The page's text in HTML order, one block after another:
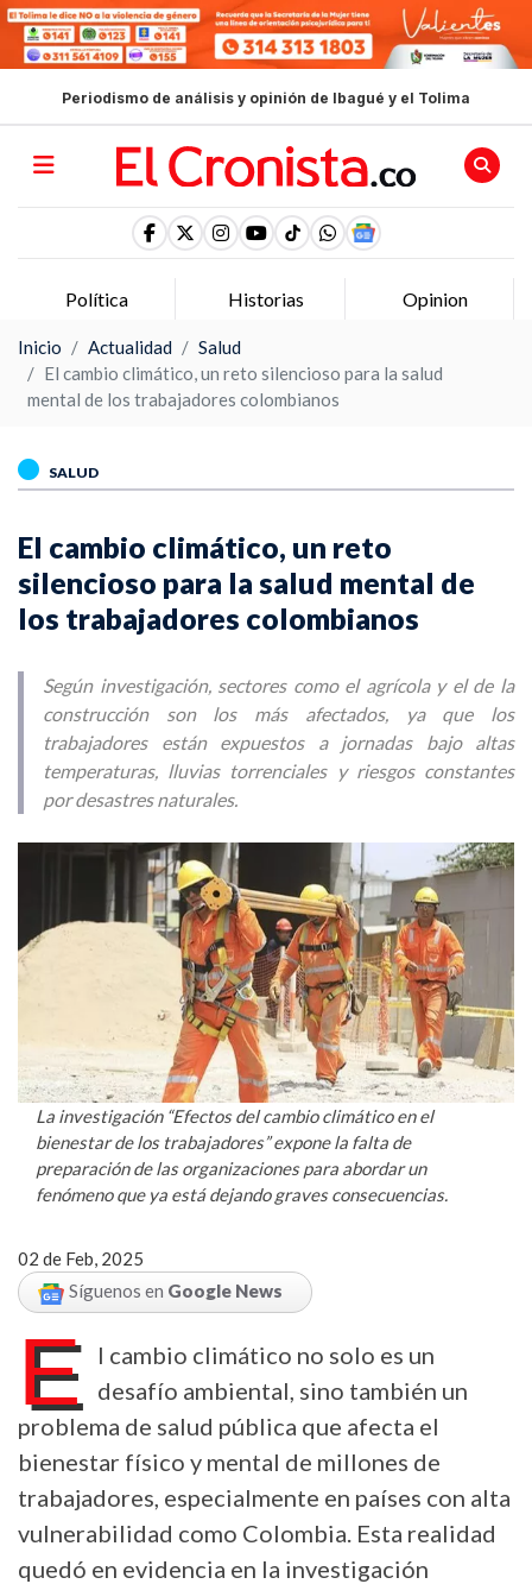
Periodismo de análisis y opinión de Ibagué y el Tolima
Historias Opinion Lo más leído
Inicio Actualidad
Salud
El cambio climático, un reto silencioso para la salud
mental de los trabajadores colombianos
SALUD
El cambio climático, un reto
silencioso para la salud mental de
los trabajadores colombianos
Según investigación, sectores como el agrícola y el de la
construcción son los más afectados, ya que los
trabajadores están expuestos a jornadas bajo altas
temperaturas, lluvias torrenciales y riesgos constantes
por desastres naturales.
La investigación “Efectos del cambio climático en el
bienestar de los trabajadores” expone la falta de
preparación de las organizaciones para abordar un
fenómeno que ya está dejando graves consecuencias.
02 de Feb, 2025
Síguenos en Google News
E
l cambio climático no solo es un
desafío ambiental, sino también un
problema de salud pública que afecta el
bienestar físico y mental de millones de
trabajadores, especialmente en países con alta
vulnerabilidad como Colombia. Esta realidad
quedó en evidencia en la investigación